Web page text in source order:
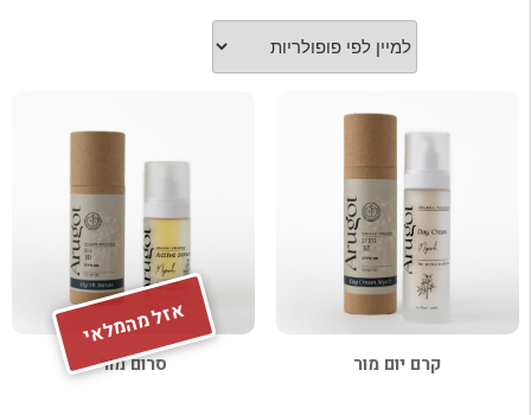
קרם יום מור
אזל מהמלאי
סרום מור